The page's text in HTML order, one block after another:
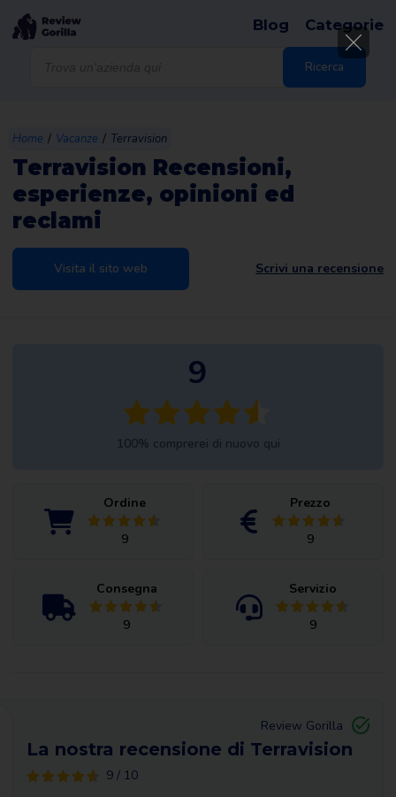
Ricerca
Blog Categorie
Home / Vacanze / Terravision
Terravision Recensioni,
esperienze, opinioni ed
reclami
Visita il sito web Scrivi una recensione
Ordine
9
Prezzo
9
Consegna
9
Servizio
9
9
100% comprerei di nuovo qui
La nostra recensione di Terravision
9 / 10
Review Gorilla